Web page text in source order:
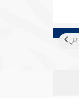
التالي